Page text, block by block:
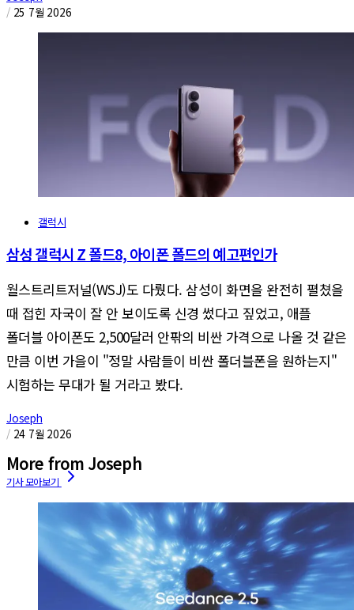
/ 25 7월 2026
갤럭시
삼성 갤럭시 Z 폴드8, 아이폰 폴드의 예고편인가
월스트리트저널(WSJ)도 다뤘다. 삼성이 화면을 완전히 펼쳤을
때 접힌 자국이 잘 안 보이도록 신경 썼다고 짚었고, 애플
폴더블 아이폰도 2,500달러 안팎의 비싼 가격으로 나올 것 같은
만큼 이번 가을이 "정말 사람들이 비싼 폴더블폰을 원하는지"
시험하는 무대가 될 거라고 봤다.
Joseph
/ 24 7월 2026
More from Joseph